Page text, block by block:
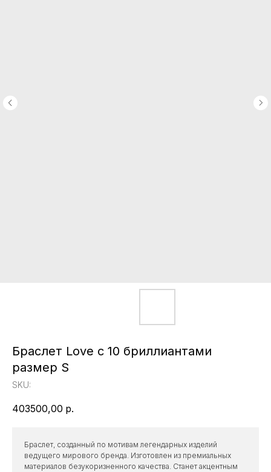
Браслет Love с 10 бриллиантами
размер S
SKU:
403500,00 р.
Браслет, созданный по мотивам легендарных изделий
ведущего мирового бренда. Изготовлен из премиальных
материалов безукоризненного качества. Станет акцентным